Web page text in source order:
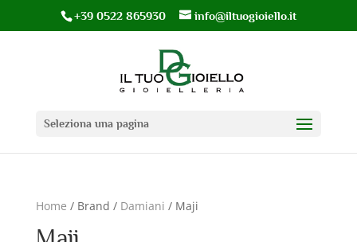
+39 0522 865930 info@iltuogioiello.it
Seleziona una pagina
Home / Brand / Damiani / Maji